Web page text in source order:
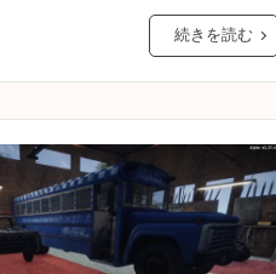
続きを読む